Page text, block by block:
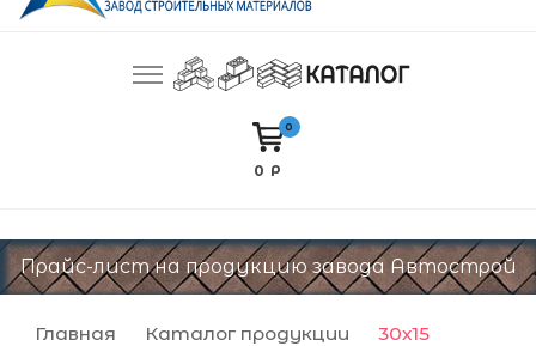
Автострой. Завод строительных материалов
Производство и продажа тротуарной плитки,
блоков BESSER, кирпича
0
0 Р
Прайс-лист на продукцию завода Автострой
Главная Каталог продукции 30х15